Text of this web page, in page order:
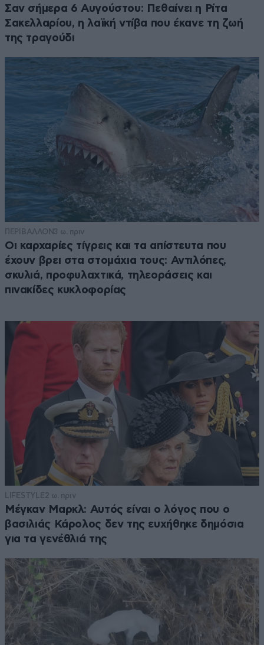
Σαν σήμερα 6 Αυγούστου: Πεθαίνει η Ρίτα
Σακελλαρίου, η λαϊκή ντίβα που έκανε τη ζωή
της τραγούδι
ΠΕΡΙΒΑΛΛΟΝ 3 ω. πριν
Οι καρχαρίες τίγρεις και τα απίστευτα που
έχουν βρει στα στομάχια τους: Αντιλόπες,
σκυλιά, προφυλαχτικά, τηλεοράσεις και
πινακίδες κυκλοφορίας
LIFESTYLE 2 ω. πριν
Μέγκαν Μαρκλ: Αυτός είναι ο λόγος που ο
βασιλιάς Κάρολος δεν της ευχήθηκε δημόσια
για τα γενέθλιά της